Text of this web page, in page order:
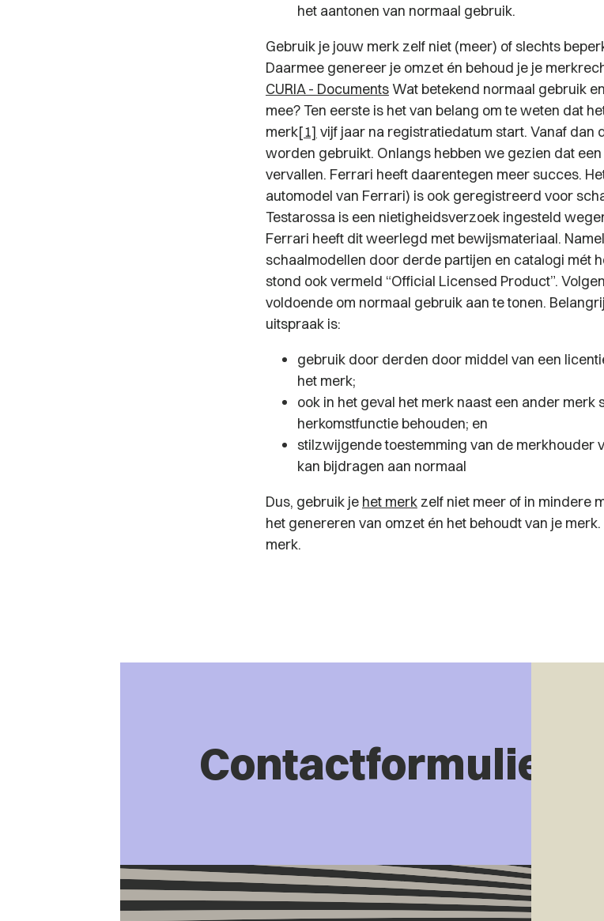
het aantonen van normaal gebruik.
Gebruik je jouw merk zelf niet (meer) of slechts
Daarmee genereer je omzet én behoud je je
CURIA - DocumentsWat betekend normaal gebruik
mee? Ten eerste is het van belang om te weten dat
merk[1] vijf jaar na registratiedatum start. Vanaf dan
worden gebruikt. Onlangs hebben we gezien dat
vervallen. Ferrari heeft daarentegen meer succes.
automodel van Ferrari) is ook geregistreerd voor
Testarossa is een nietigheidsverzoek ingesteld
Ferrari heeft dit weerlegd met bewijsmateriaal.
schaalmodellen door derde partijen en catalogi mét
stond ook vermeld “Official Licensed Product”.
voldoende om normaal gebruik aan te tonen.
uitspraak is:
gebruik door derden door middel van een
het merk;
ook in het geval het merk naast een ander merk
herkomstfunctie behouden; en
stilzwijgende toestemming van de merkhouder
kan bijdragen aan normaal
Dus, gebruik je het merk zelf niet meer of in mindere
het genereren van omzet én het behoudt van je merk.
merk.
Contactformulier